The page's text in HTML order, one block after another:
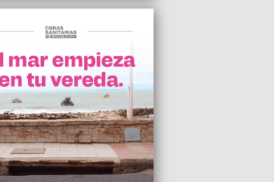
15:30
vaya a una cárcel común
15:00
de Plaza de Mayo anunció la
del Nieto 140, tiene una hermana en
Plata
09:47
de edificio céntrico protestan tras un
gas y con cortes de luz
09:31
de ventas en Mar del Plata, fue
en junio